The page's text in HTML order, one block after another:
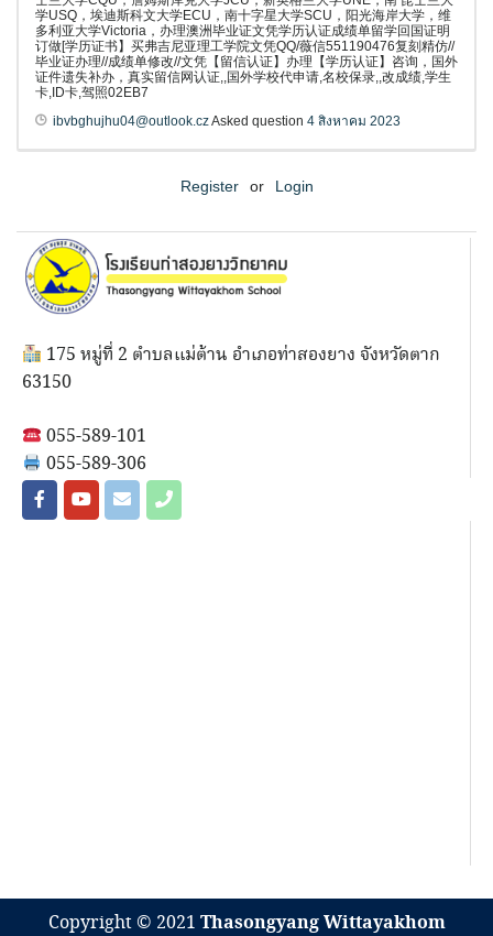
学USQ，埃迪斯科文大学ECU，南十字星大学SCU，阳光海岸大学，维
多利亚大学Victoria，办理澳洲毕业证文凭学历认证成绩单留学回国证明
订做[学历证书】买弗吉尼亚理工学院文凭QQ/薇信551190476复刻精仿//
毕业证办理//成绩单修改//文凭【留信认证】办理【学历认证】咨询，国外
证件遗失补办，真实留信网认证,,国外学校代申请,名校保录,,改成绩,学生
卡,ID卡,驾照02EB7
ibvbghujhu04@outlook.czAsked question 4 สิงหาคม 2023
Register or Login
175 หมู่ที่ 2 ตำบลแม่ต้าน อำเภอท่าสองยาง จังหวัดตาก
63150
055-589-101
055-589-306
Copyright © 2021 Thasongyang Wittayakhom